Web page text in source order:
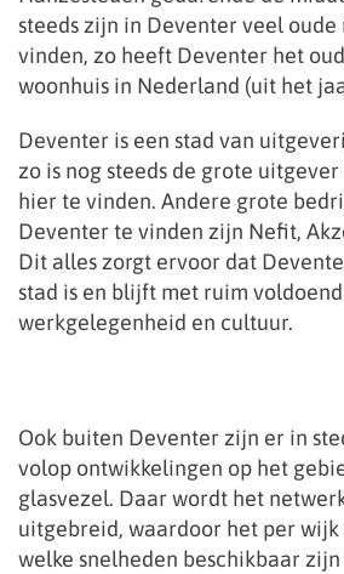
steeds zijn in Deventer veel
vinden, zo heeft Deventer het
woonhuis in Nederland (uit het
Deventer is een stad van
zo is nog steeds de grote
hier te vinden. Andere grote
Deventer te vinden zijn Nefit,
Dit alles zorgt ervoor dat
stad is en blijft met ruim
werkgelegenheid en cultuur.
Ook buiten Deventer zijn er in
volop ontwikkelingen op het
glasvezel. Daar wordt het
uitgebreid, waardoor het per
welke snelheden beschikbaar